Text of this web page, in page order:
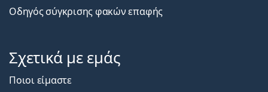
Οδηγός σύγκρισης φακών επαφής
Σχετικά με εμάς
Ποιοι είμαστε